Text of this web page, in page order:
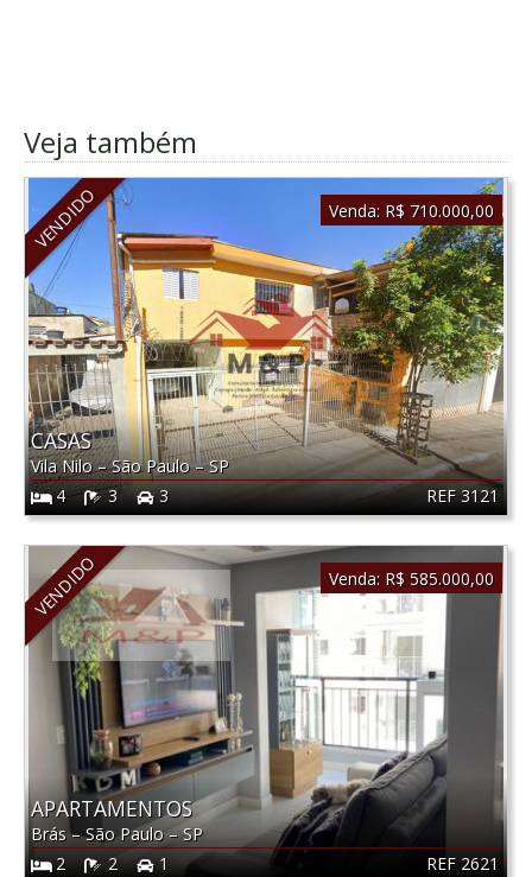
Veja também
VENDIDO
REF 3121
CASAS
Vila Nilo–São Paulo–SP
4
3 3
Venda: R$ 710.000,00
VENDIDO
REF 2621
APARTAMENTOS
Brás–São Paulo –SP
2
2 1
Venda: R$ 585.000,00